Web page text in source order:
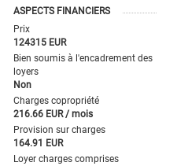
ASPECTS FINANCIERS
Prix
124315 EUR
Bien soumis à l'encadrement des
loyers
Non
Charges copropriété
216.66 EUR / mois
Provision sur charges
164.91 EUR
Loyer charges comprises